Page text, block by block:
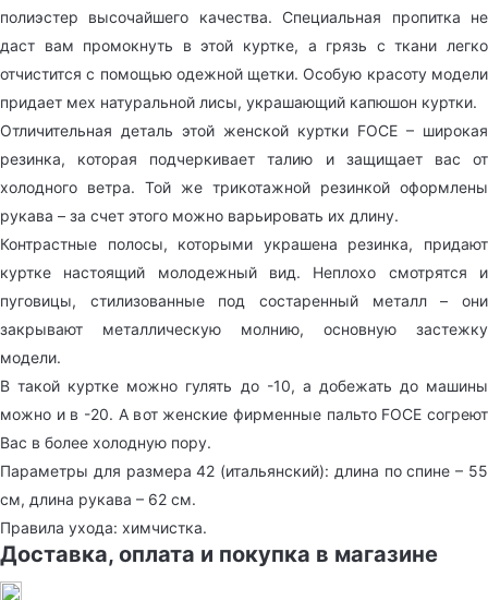
полиэстер высочайшего качества. Специальная пропитка не
даст вам промокнуть в этой куртке, а грязь с ткани легко
отчистится с помощью одежной щетки. Особую красоту модели
придает мех натуральной лисы, украшающий капюшон куртки.
Отличительная деталь этой женской куртки FOCE – широкая
резинка, которая подчеркивает талию и защищает вас от
холодного ветра. Той же трикотажной резинкой оформлены
рукава – за счет этого можно варьировать их длину.
Контрастные полосы, которыми украшена резинка, придают
куртке настоящий молодежный вид. Неплохо смотрятся и
пуговицы, стилизованные под состаренный металл – они
закрывают металлическую молнию, основную застежку
модели.
В такой куртке можно гулять до -10, а добежать до машины
можно и в -20. А вот женские фирменные пальто FOCE согреют
Вас в более холодную пору.
Параметры для размера 42 (итальянский): длина по спине – 55
см, длина рукава – 62 см.
Правила ухода: химчистка.
Доставка, оплата и покупка в магазине